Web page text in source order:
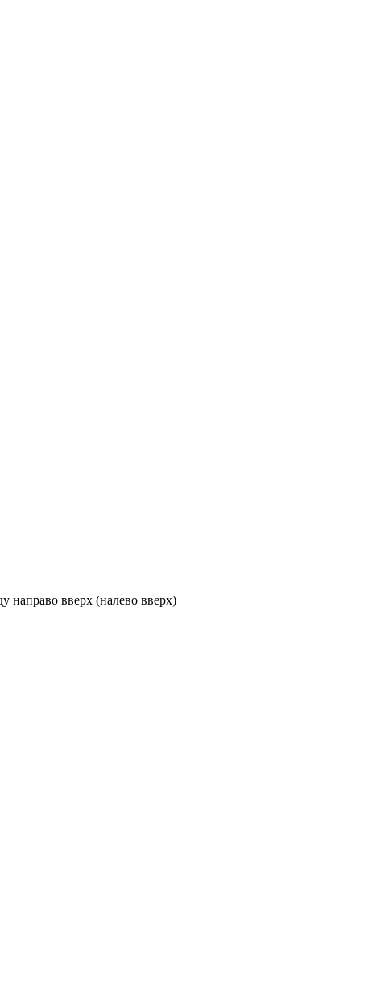
направо вверх (налево вверх)